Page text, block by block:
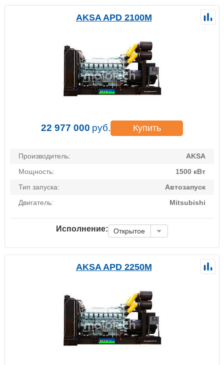
AKSA APD 2100M
22 977 000 руб. Купить
Производитель:
AKSA
Мощность:
1500 кВт
Тип запуска:
Автозапуск
Двигатель:
Mitsubishi
Исполнение: Открытое
AKSA APD 2250M